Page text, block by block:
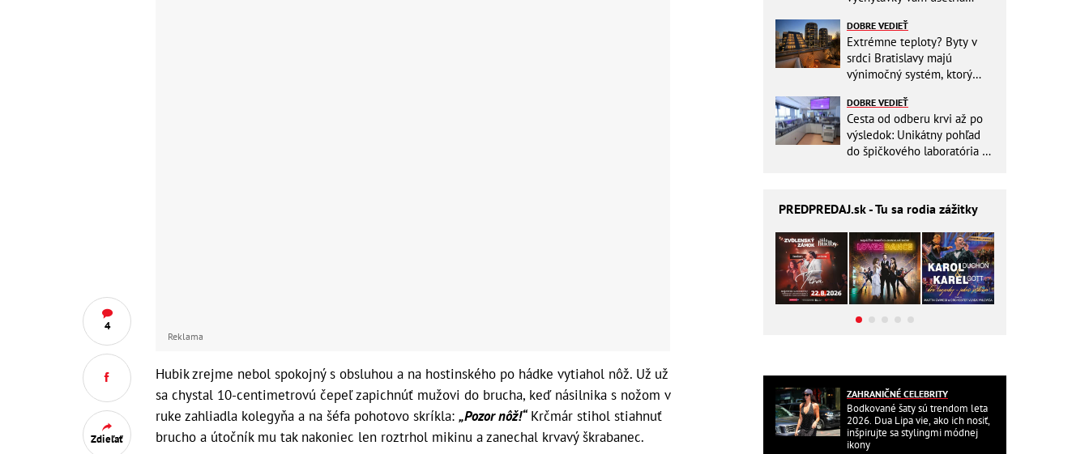
4
Zdieľať
Reklama
Hubik zrejme nebol spokojný s obsluhou a na hostinského po hádke vytiahol nôž. Už už
sa chystal 10-centimetrovú čepeľ zapichnúť mužovi do brucha, keď násilnika s nožom v
ruke zahliadla kolegyňa a na šéfa pohotovo skríkla: „Pozor nôž!“Krčmár stihol stiahnuť
brucho a útočník mu tak nakoniec len roztrhol mikinu a zanechal krvavý škrabanec.
DOBRE VEDIEŤ
Extrémne teploty? Byty v
srdci Bratislavy majú
výnimočný systém, ktorý
DOBRE VEDIEŤ
Cesta od odberu krvi až po
výsledok: Unikátny pohľad
do špičkového laboratória na
PREDPREDAJ.sk - Tu sa rodia zážitky
ZAHRANIČNÉ CELEBRITY
Bodkované šaty sú trendom leta
2026. Dua Lipa vie, ako ich nosiť,
inšpirujte sa stylingmi módnej
ikony